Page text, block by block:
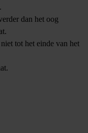
dan het oog
tot het einde van het